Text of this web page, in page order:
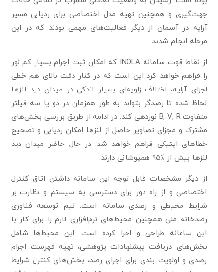
جهت‌گیری و همچنین تهیه مدل اختصاصی برای ردیابی مسیر
آرایه در آسمان از دیگر فعالیت‌های مهمی بودند که در این
مرحله انجام شدند.
از نقاط قوت سامانه INOLA که امکان ثبت اجرام بسیار کم نور
را فراهم خواهد کرد این است که در کنار دقت بالای هم خطی
اجزای آرایه، اختلاف زاویه‌ای بسیار اندکی در میدان دید لنزها
لحاظ شده‌ تا رصدگر بتواند به طور همزمان در دو یا سه فیلتر
متفاوت B, V, R نوردهی کند. در ادامه از طریق بررسی بخش‌های
مشترک و مجزای تصاویر حاصل از لنزها امکان ردیابی و تصحیح
خطاهای اپتیکی فراهم خواهد شد. در حال حاضر میدان دید
لنزها بیش از ٪۹۵ همپوشانی دارند.
از دیگر مشخصات قابل توجه این سامانه داشتن اتاق کنترل
اختصاصی و از راه دور برای دسترسی به سیستم و نظارت بر
شرایط محیطی و رصدی سامانه است. تیم توسعه فناوری
رصدخانه ملی همچنین محیط‌های نرم‌افزاری لازم را برای کار با
این سامانه طراحی و اجرا کرده‌ است. این محیط‌ها شامل
بخش‌های دریافت پیشنهادات پژوهشی، تهیه فهرست اجرام
رصدی و اولویت بندی برای اجرای رصد، بخش‌های کنترل شرایط